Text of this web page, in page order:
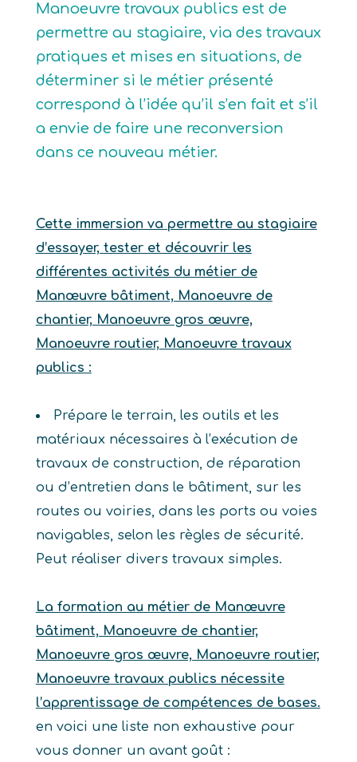
Manoeuvre travaux publics est de
permettre au stagiaire, via des travaux
pratiques et mises en situations, de
déterminer si le métier présenté
correspond à l’idée qu’il s’en fait et s’il
a envie de faire une reconversion
dans ce nouveau métier.
Cette immersion va permettre au stagiaire
d’essayer, tester et découvrir les
différentes activités du métier de
Manœuvre bâtiment, Manoeuvre de
chantier, Manoeuvre gros œuvre,
Manoeuvre routier, Manoeuvre travaux
publics :
Prépare le terrain, les outils et les
matériaux nécessaires à l’exécution de
travaux de construction, de réparation
ou d’entretien dans le bâtiment, sur les
routes ou voiries, dans les ports ou voies
navigables, selon les règles de sécurité.
Peut réaliser divers travaux simples.
La formation au métier de Manœuvre
bâtiment, Manoeuvre de chantier,
Manoeuvre gros œuvre, Manoeuvre routier,
Manoeuvre travaux publics nécessite
l’apprentissage de compétences de bases.
en voici une liste non exhaustive pour
vous donner un avant goût :